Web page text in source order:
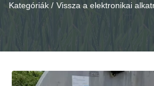
Kategóriák / Vissza a elektronikai